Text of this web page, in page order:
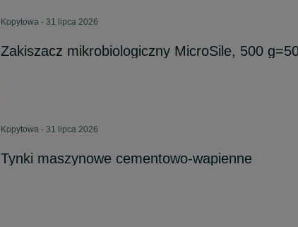
Kopytowa - 31 lipca 2026
Zakiszacz mikrobiologiczny MicroSile, 500
Kopytowa - 31 lipca 2026
Tynki maszynowe cementowo-wapienne